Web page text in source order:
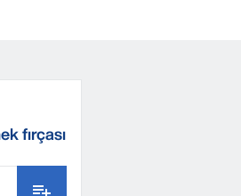
fırçası